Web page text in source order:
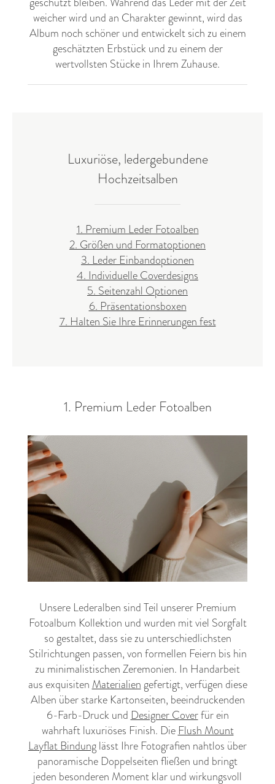
weicher wird und an Charakter gewinnt, wird das
Album noch schöner und entwickelt sich zu einem
geschätzten Erbstück und zu einem der
wertvollsten Stücke in Ihrem Zuhause.
Luxuriöse, ledergebundene
Hochzeitsalben
1. Premium Leder Fotoalben
2. Größen und Formatoptionen
3. Leder Einbandoptionen
4. Individuelle Coverdesigns
5. Seitenzahl Optionen
6. Präsentationsboxen
7. Halten Sie Ihre Erinnerungen fest
1. Premium Leder Fotoalben
Unsere Lederalben sind Teil unserer Premium
Fotoalbum Kollektion und wurden mit viel Sorgfalt
so gestaltet, dass sie zu unterschiedlichsten
Stilrichtungen passen, von formellen Feiern bis hin
zu minimalistischen Zeremonien. In Handarbeit
aus exquisitenMaterialiengefertigt, verfügen diese
Alben über starke Kartonseiten, beeindruckenden
6-Farb-Druck undDesigner Coverfür ein
wahrhaft luxuriöses Finish. DieFlush Mount
Layflat Bindunglässt Ihre Fotografien nahtlos über
panoramische Doppelseiten fließen und bringt
jeden besonderen Moment klar und wirkungsvoll